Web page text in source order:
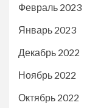
Февраль 2023
Январь 2023
Декабрь 2022
Ноябрь 2022
Октябрь 2022